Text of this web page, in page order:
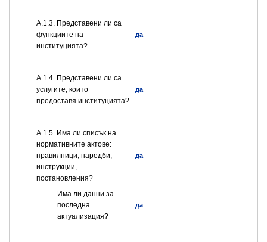
А.1.3. Представени ли са
функциите на
институцията?
да
А.1.4. Представени ли са
услугите, които
предоставя институцията?
да
А.1.5. Има ли списък на
нормативните актове:
правилници, наредби,
инструкции,
постановления?
да
Има ли данни за
последна
актуализация?
да